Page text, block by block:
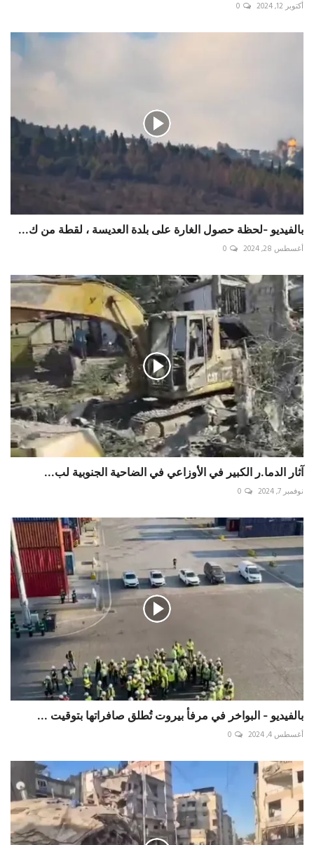
أكتوبر 12, 2024 0
بالفيديو -لحظة حصول الغارة على بلدة العديسة ، لقطة من ك...
أغسطس 28, 2024 0
آثار الدما.ر الكبير في الأوزاعي في الضاحية الجنوبية لب...
نوفمبر 7, 2024 0
بالفيديو - البواخر في مرفأ بيروت تُطلق صافراتها بتوقيت ...
أغسطس 4, 2024 0